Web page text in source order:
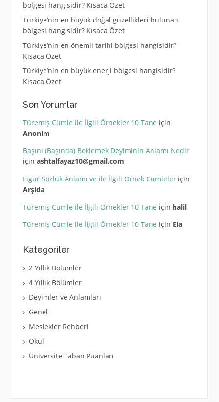
bölgesi hangisidir? Kısaca Özet
Türkiye’nin en büyük doğal güzellikleri bulunan
bölgesi hangisidir? Kısaca Özet
Türkiye’nin en önemli tarihi bölgesi hangisidir?
Kısaca Özet
Türkiye’nin en büyük enerji bölgesi hangisidir?
Kısaca Özet
Son Yorumlar
Türemiş Cümle ile İlgili Örnekler 10 Tane için
Anonim
Başını (Başında) Beklemek Deyiminin Anlamı Nedir
için ashtalfayaz10@gmail.com
Figür Sözlük Anlamı ve ile İlgili Örnek Cümleleriçin
Arşida
Türemiş Cümle ile İlgili Örnekler 10 Tane için halil
Türemiş Cümle ile İlgili Örnekler 10 Tane için Ela
Kategoriler
2 Yıllık Bölümler
4 Yıllık Bölümler
Deyimler ve Anlamları
Genel
Meslekler Rehberi
Okul
Üniversite Taban Puanları